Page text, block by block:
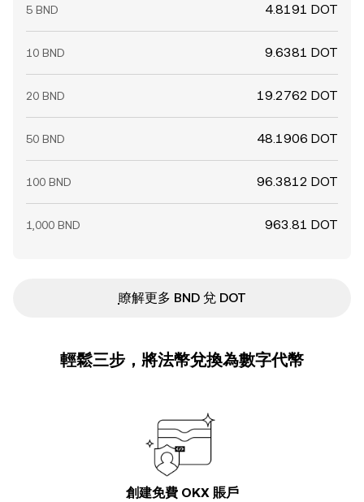
5 BND 4.8191 DOT
10 BND 9.6381 DOT
20 BND 19.2762 DOT
50 BND 48.1906 DOT
100 BND 96.3812 DOT
1,000 BND 963.81 DOT
ִִִִִִִִִִִִִִִִִִִִִִִִִִִִִִִִִִִִִִִִִִִִִִִ瞭解更多 BND 兌 DOT
輕鬆三步，將法幣兌換為數字代幣
創建免費 OKX 賬戶